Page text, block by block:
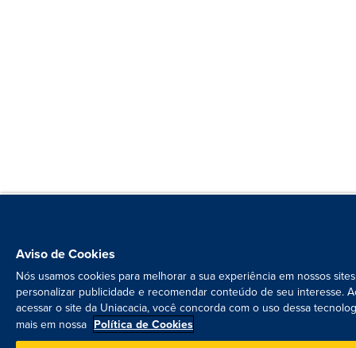
Aviso de Cookies
Nós usamos cookies para melhorar a sua experiência em nossos
personalizar publicidade e recomendar conteúdo de seu interesse.
acessar o site da Uniacacia, você concorda com o uso dessa
mais em nossa Política de Cookies